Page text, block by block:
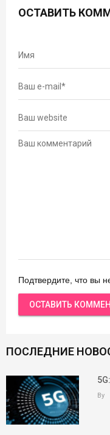
ОСТАВИТЬ
Подтвердите, что вы
ПОСЛЕДНИЕ
By